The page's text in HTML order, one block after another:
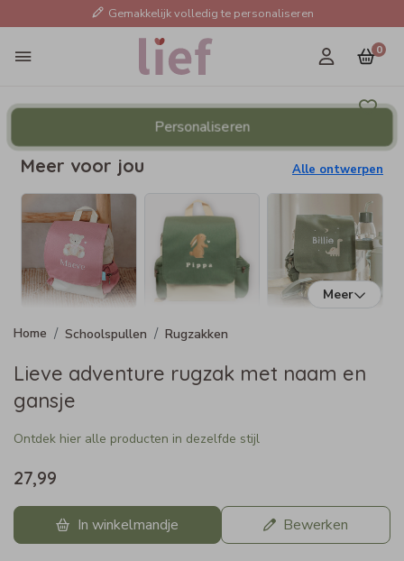
Gemakkelijk volledig te personaliseren
0
Personaliseren
Meer voor jou Alle ontwerpen
Meer
Schoolspullen Rugzakken
Lieve adventure rugzak met naam en
gansje
Ontdek hier alle producten in dezelfde stijl
27,99
In winkelmandje Bewerken